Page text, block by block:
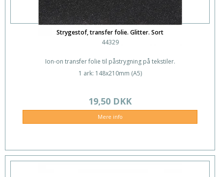
Strygestof, transfer folie. Glitter. Sort
44329
Ion-on transfer folie til påstrygning på tekstiler.
1 ark: 148x210mm (A5)
19,50 DKK
Mere info